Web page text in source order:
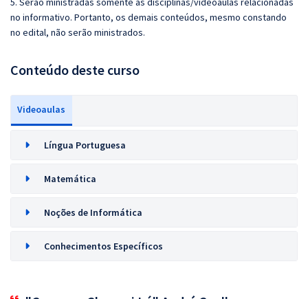
no informativo. Portanto, os demais conteúdos, mesmo constando
no edital, não serão ministrados.
Conteúdo deste curso
Videoaulas
Língua Portuguesa
Matemática
Noções de Informática
Conhecimentos Específicos